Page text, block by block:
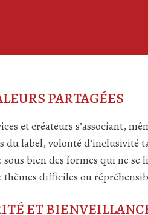
PARTAGÉES
et créateurs s’associant,
du label, volonté d’inclusivité
sous bien des formes qui ne
thèmes difficiles ou
ET